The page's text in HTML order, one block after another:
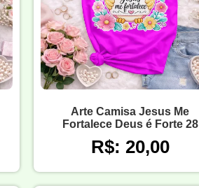
Arte Camisa Jesus Me
Fortalece Deus é Forte 28
R$: 20,00